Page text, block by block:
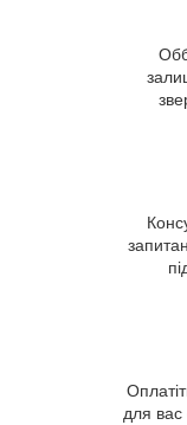
для